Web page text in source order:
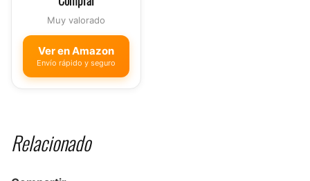
Muy valorado
Ver en Amazon
Envío rápido y seguro
Relacionado